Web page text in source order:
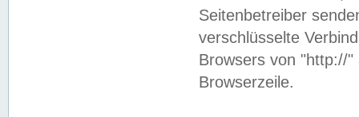
Seitenbetreiber
verschlüsselte
Browsers von "http://
Browserzeile.